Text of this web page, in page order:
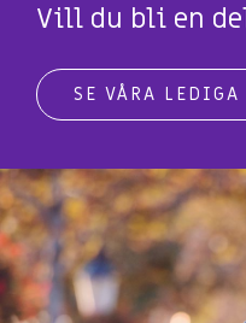
Vill du bli en
SE VÅRA LEDIGA